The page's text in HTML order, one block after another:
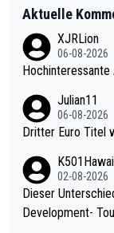
Aktuelle
XJRLion
06-08-2026
Hochinteressante
Julian11
06-08-2026
Dritter Euro Titel
02-08-2026
Dieser Unterschied im
Development-